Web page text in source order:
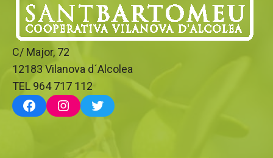
C/ Major, 72
12183 Vilanova d´Alcolea
TEL 964 717 112